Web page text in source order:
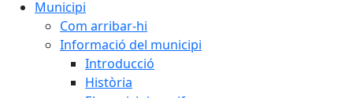
Municipi
Com arribar-hi
Informació del municipi
Introducció
Història